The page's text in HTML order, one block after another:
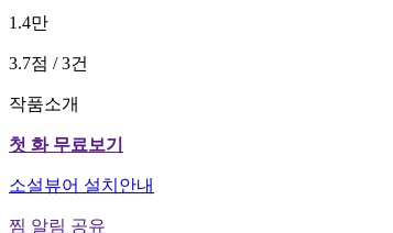
1.4만
3.7점 / 3건
작품소개
첫 화 무료보기
소설뷰어 설치안내
찜 알림 공유